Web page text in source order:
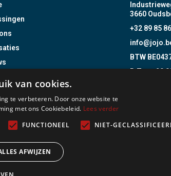
Support
3660
+32 89 85
BTW
B.Z. nr. 20
als onderneming voor installeren van alarm-
certificaten uitgereikt door J. Bergoens nv blijven
Policy
van cookies.
te verbeteren. Door onze website te
met ons Cookiebeleid. Lees verder
FUNCTIONEEL NIET-
AFWIJZEN